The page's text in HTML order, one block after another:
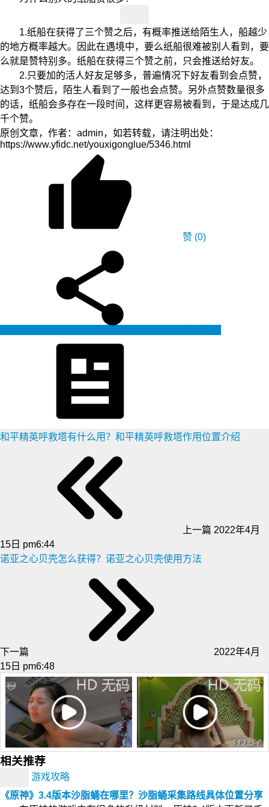
1.纸船在获得了三个赞之后，有概率推送给陌生人，船越少
的地方概率越大。因此在遇境中，要么纸船很难被别人看到，要
么就是赞特别多。纸船在获得三个赞之前，只会推送给好友。
2.只要加的活人好友足够多，普遍情况下好友看到会点赞，
达到3个赞后，陌生人看到了一般也会点赞。另外点赞数量很多
的话，纸船会多存在一段时间，这样更容易被看到，于是达成几
千个赞。
原创文章，作者：admin，如若转载，请注明出处：
https://www.yfidc.net/youxigonglue/5346.html
赞 (0)
和平精英呼救塔有什么用？和平精英呼救塔作用位置介绍
上一篇 2022年4月
15日 pm6:44
诺亚之心贝壳怎么获得？诺亚之心贝壳使用方法
下一篇
2022年4月
15日 pm6:48
相关推荐
游戏攻略
《原神》3.4版本沙脂蛹在哪里？沙脂蛹采集路线具体位置分享